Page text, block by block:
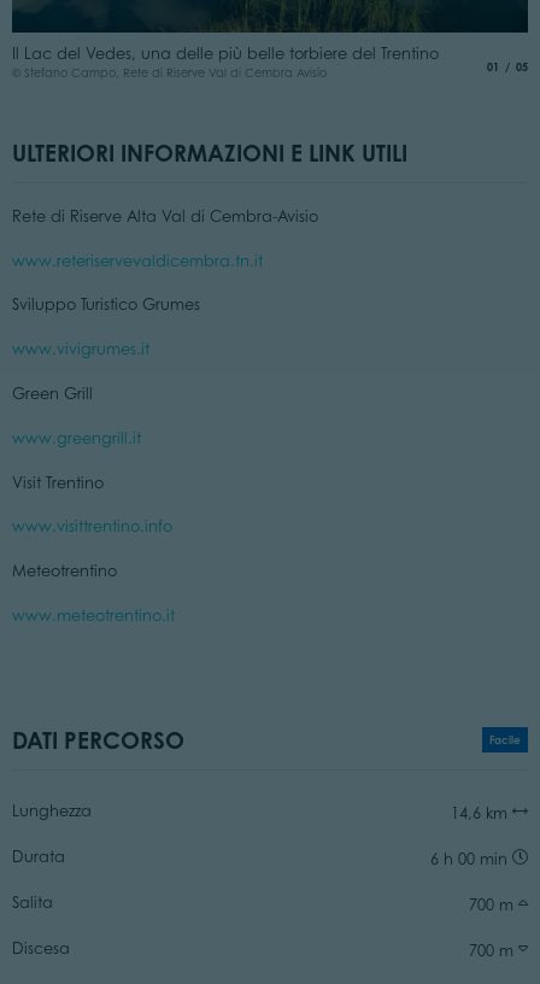
Il Lac del Vedes, una delle più belle torbiere del Trentino
© Stefano Campo, Rete di Riserve Val di Cembra Avisio
01 di
05
ULTERIORI INFORMAZIONI E LINK UTILI
Rete di Riserve Alta Val di Cembra-Avisio
www.reteriservevaldicembra.tn.it
Sviluppo Turistico Grumes
www.vivigrumes.it
Green Grill
www.greengrill.it
Visit Trentino
www.visittrentino.info
Meteotrentino
www.meteotrentino.it
DATI PERCORSO Facile
Lunghezza 14,6 km
Durata 6 h 00 min
Salita 700 m
Discesa 700 m